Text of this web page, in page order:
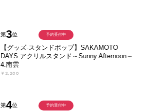
第3位
【グッズ-スタンドポップ】SAKAMOTO
DAYS アクリルスタンド～Sunny Afternoon～
4.南雲
￥2,200
予約受付中
第4位 予約受付中